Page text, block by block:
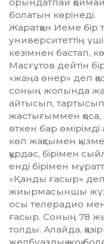
орындатпай
болатын көрінеді.
Жаратқан Иеме
университет­тің
кезімнен бастап,
Масғұтов дейтін
«жаңа өнер» деп
соның жолында
айтысып,
жастығыммен
өткен бар
көп жақсымен
құрдас, бірімен
енді бірімен
«Қанды ғасыр» деп
жиырмасыншы
осы телерадио
ғасыр. Соның 78
толды. Алайда,